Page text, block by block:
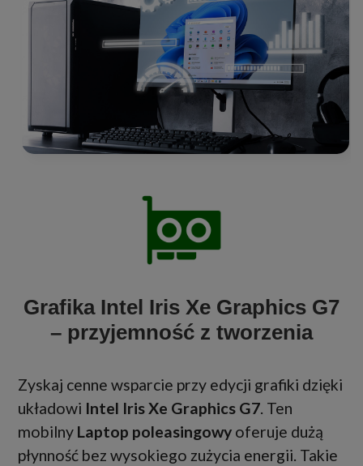
Grafika Intel Iris Xe Graphics G7
– przyjemność z tworzenia
Zyskaj cenne wsparcie przy edycji grafiki dzięki
układowi Intel Iris Xe Graphics G7. Ten
mobilny Laptop poleasingowy oferuje dużą
płynność bez wysokiego zużycia energii. Takie